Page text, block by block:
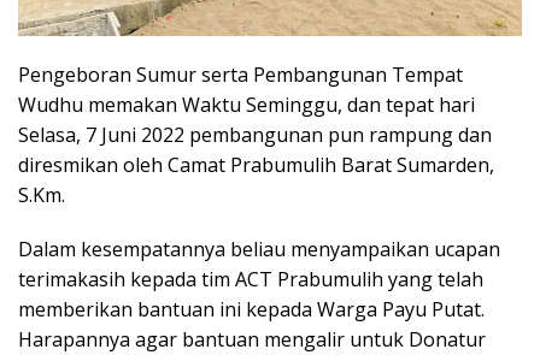
Pengeboran Sumur serta Pembangunan Tempat
Wudhu memakan Waktu Seminggu, dan tepat hari
Selasa, 7 Juni 2022 pembangunan pun rampung dan
diresmikan oleh Camat Prabumulih Barat Sumarden,
S.Km.
Dalam kesempatannya beliau menyampaikan ucapan
terimakasih kepada tim ACT Prabumulih yang telah
memberikan bantuan ini kepada Warga Payu Putat.
Harapannya agar bantuan mengalir untuk Donatur